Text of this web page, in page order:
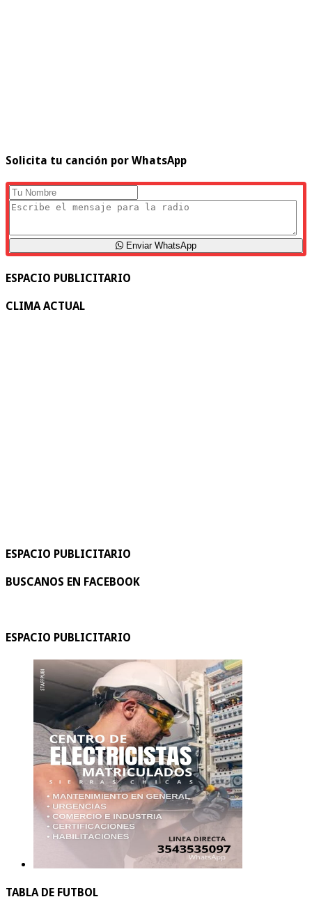
Solicita tu canción por WhatsApp
Enviar WhatsApp
ESPACIO PUBLICITARIO
CLIMA ACTUAL
ESPACIO PUBLICITARIO
BUSCANOS EN FACEBOOK
ESPACIO PUBLICITARIO
TABLA DE FUTBOL